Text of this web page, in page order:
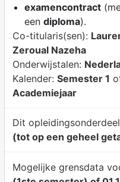
examencontract
een diploma).
Co-titularis(sen):
Zeroual Nazeha
Onderwijstalen:
Kalender: Semester 1
Academiejaar
Dit
(tot op een geheel
Mogelijke grensdata